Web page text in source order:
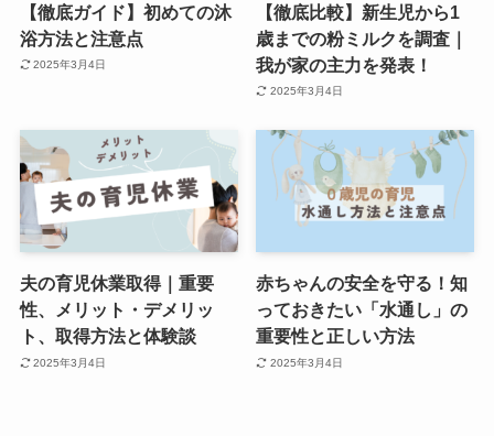
【徹底ガイド】初めての沐
浴方法と注意点
2025年3月4日
【徹底比較】新生児から1
歳までの粉ミルクを調査｜
我が家の主力を発表！
2025年3月4日
夫の育児休業取得｜重要
性、メリット・デメリッ
ト、取得方法と体験談
2025年3月4日
赤ちゃんの安全を守る！知
っておきたい「水通し」の
重要性と正しい方法
2025年3月4日